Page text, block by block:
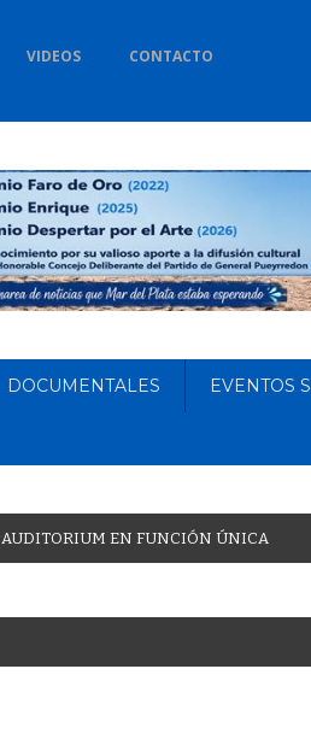
VIDEOS CONTACTO
DOCUMENTALES EVENTOS
AUDITORIUM EN FUNCIÓN ÚNICA